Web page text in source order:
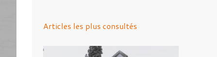
Articles les plus consultés